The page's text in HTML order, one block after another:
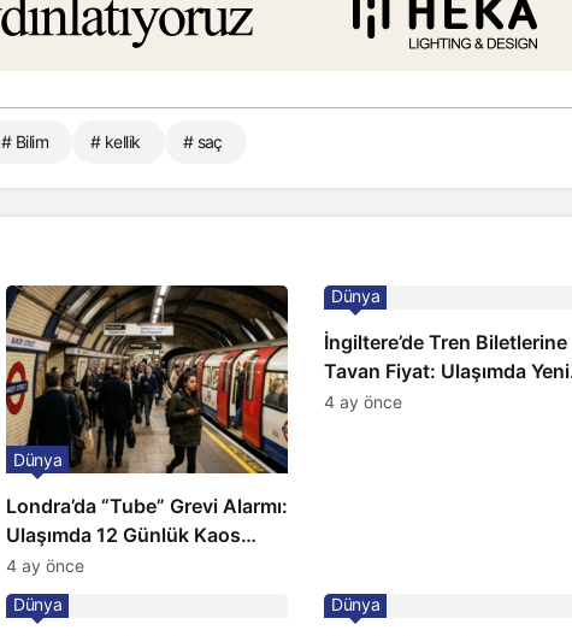
# Bilim # kellik # saç
Londra’da “Tube” Grevi Alarmı:
Ulaşımda 12 Günlük Kaos
Kapıda
Dünya
4 ay önce
İngiltere’de Tren Biletlerine
Tavan Fiyat: Ulaşımda Yeni
Düzenleme
Dünya
4 ay önce
Dünya Dünya